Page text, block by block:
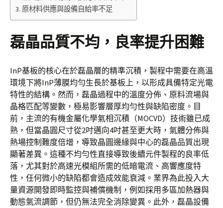
原材料供應與設備自給率不足
磊晶品質不均，良率提升困難
InP基板的核心在於磊晶層的精準沉積，製程中需要在高溫
環境下將InP薄膜均勻生長於基板上，以形成具備特定光電
特性的結構。然而，磊晶過程中的溫度分佈、原料流場與
晶格匹配等變數，極易影響層厚均勻性與缺陷密度。目
前，主流的有機金屬化學氣相沉積（MOCVD）技術雖已成
熟，但當晶圓尺寸從2吋邁向4吋甚至更大時，氣體分佈與
熱場控制難度倍增，導致晶圓邊緣與中心的磊晶品質出現
顯著差異。這種不均勻性直接導致後續元件製程的良率低
落，尤其對於高速光模組所需的低暗電流、高響應度特
性，任何微小的缺陷都會造成效能衰減。業界為此投入大
量資源開發即時監控與補償機制，例如採用多區加熱器與
動態氣流調節，但仍無法完全消除變異。此外，磊晶設備